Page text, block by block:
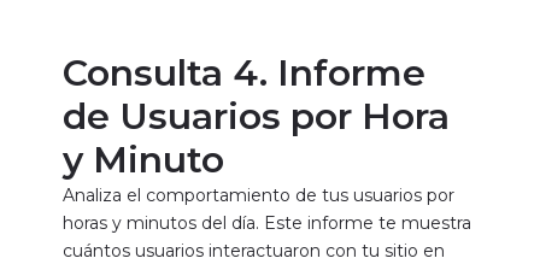
Consulta 4. Informe
de Usuarios por Hora
y Minuto
Analiza el comportamiento de tus usuarios por
horas y minutos del día. Este informe te muestra
cuántos usuarios interactuaron con tu sitio en